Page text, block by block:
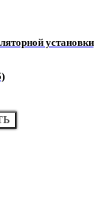
установки